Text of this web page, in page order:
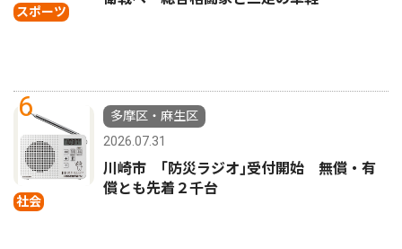
スポーツ
6
社会
多摩区・麻生区
2026.07.31
川崎市 ｢防災ラジオ｣受付開始 無償・有
償とも先着２千台